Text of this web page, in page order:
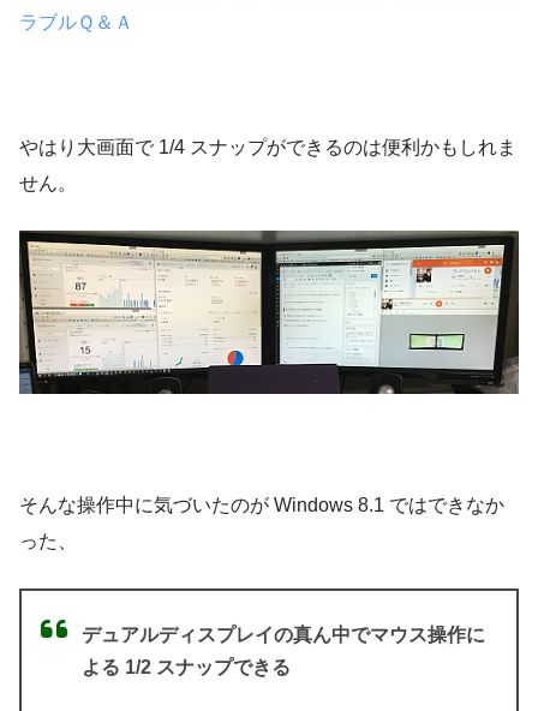
ラブルＱ＆Ａ
やはり大画面で 1/4 スナップができるのは便利かもしれま
せん。
そんな操作中に気づいたのが Windows 8.1 ではできなか
った、
デュアルディスプレイの真ん中でマウス操作に
よる 1/2 スナップできる